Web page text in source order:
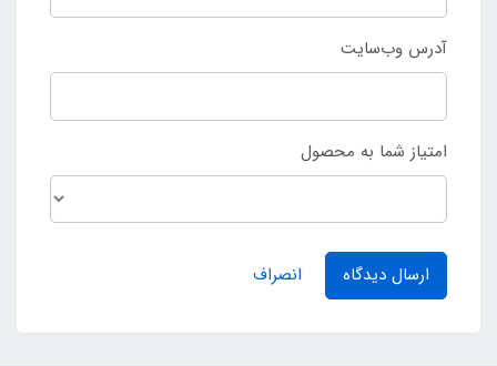
آدرس وب‌سایت
امتیاز شما به محصول
ارسال دیدگاه انصراف